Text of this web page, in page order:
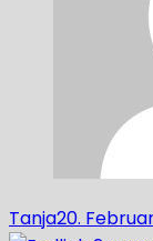
Tanja20.